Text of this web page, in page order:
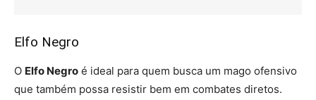
Elfo Negro
O Elfo Negro é ideal para quem busca um mago ofensivo
que também possa resistir bem em combates diretos.